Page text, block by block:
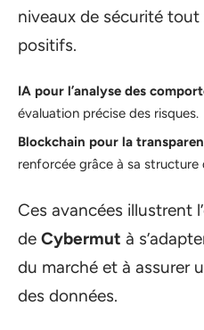
niveaux de sécurité
positifs.
IA pour l’analyse des
évaluation précise des risques.
Blockchain pour la
renforcée grâce à sa structure
Ces avancées illustrent
de Cybermut à
du marché et à assurer
des données.